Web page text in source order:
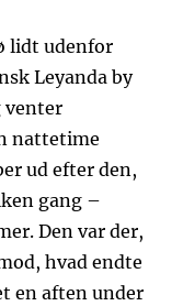
lidt udenfor
Leyanda by
venter
nattetime
ud efter den,
gang –
Den var der,
hvad endte
en aften under